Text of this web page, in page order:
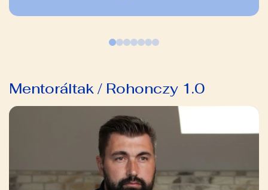
Mentoráltak / Rohonczy 1.0